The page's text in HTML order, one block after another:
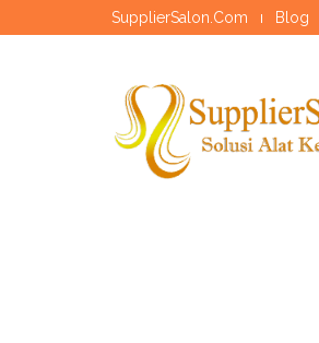
SupplierSalon.Com Blog